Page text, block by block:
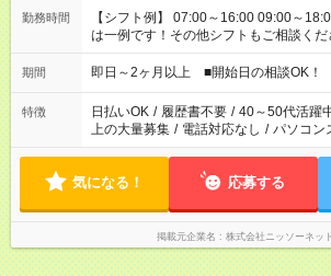
勤務時間
【シフト例】 07:00～16:00 09:00～18:00
は一例です！その他シフトもご相談くだ
期間 即日～2ヶ月以上 ■開始日の相談OK！
特徴 日払いOK / 履歴書不要 / 40～50代活躍
上の大量募集 / 電話対応なし / パソコン
気になる！ 応募する
掲載元企業名 株式会社ニッソーネット